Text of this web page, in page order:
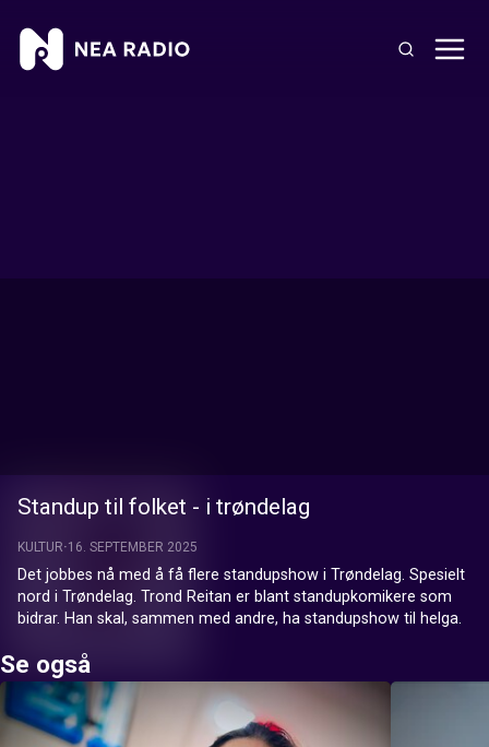
Standup til folket - i trøndelag
KULTUR 16. SEPTEMBER 2025
Det jobbes nå med å få flere standupshow i Trøndelag. Spesielt
nord i Trøndelag. Trond Reitan er blant standupkomikere som
bidrar. Han skal, sammen med andre, ha standupshow til helga.
Se også